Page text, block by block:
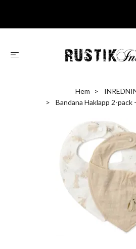
Hem
Bandana Haklapp 2-pack